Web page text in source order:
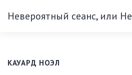
КАУАРД НОЭЛ